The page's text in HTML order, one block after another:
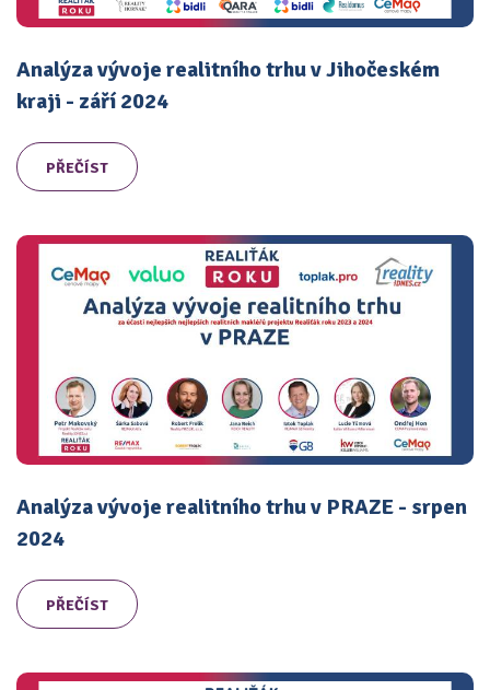
Analýza vývoje realitního trhu v Jihočeském
kraji - září 2024
PŘEČÍST
Analýza vývoje realitního trhu v PRAZE - srpen
2024
PŘEČÍST